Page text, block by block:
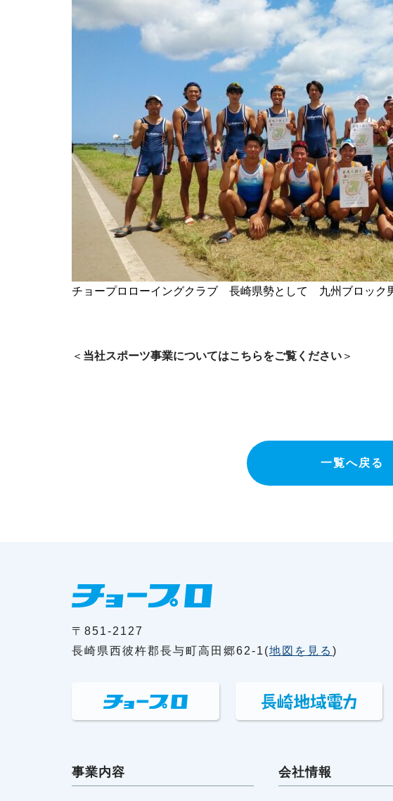
チョープロローイングクラブ 長崎県勢として 九州ブロック
＜ 当社スポーツ事業についてはこちらをご覧ください ＞
一覧へ戻る
〒851-2127
長崎県西彼杵郡長与町高田郷62-1(地図を見る )
事業内容 会社情報